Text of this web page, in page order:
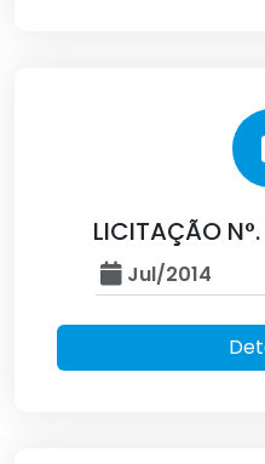
LICITAÇÃO
Jul/2014